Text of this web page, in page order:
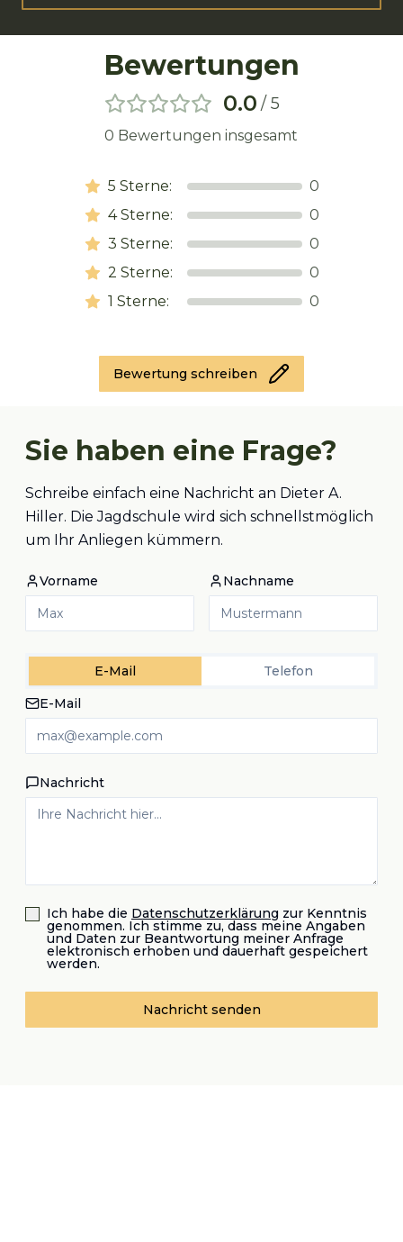
Bewertungen
0.0 / 5
0 Bewertungen insgesamt
5 Sterne:
0
4Sterne:
0
3 Sterne:
0
2 Sterne:
0
1 Sterne: 0
Bewertung schreiben
Sie haben eine Frage?
Schreibe einfach eine Nachricht an Dieter A.
Hiller. Die Jagdschule wird sich schnellstmöglich
um Ihr Anliegen kümmern.
Vorname Nachname
E-Mail
Telefon
E-Mail
Nachricht
Ich habe die Datenschutzerklärung zur Kenntnis
genommen. Ich stimme zu, dass meine Angaben
und Daten zur Beantwortung meiner Anfrage
elektronisch erhoben und dauerhaft gespeichert
werden.
Nachricht senden